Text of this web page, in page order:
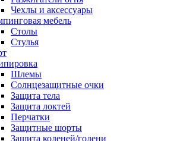
Чехлы и аксессуары
мебель
Столы
Стулья
Шлемы
Солнцезащитные очки
Защита тела
Защита локтей
Перчатки
Защитные шорты
Защита коленей/голени